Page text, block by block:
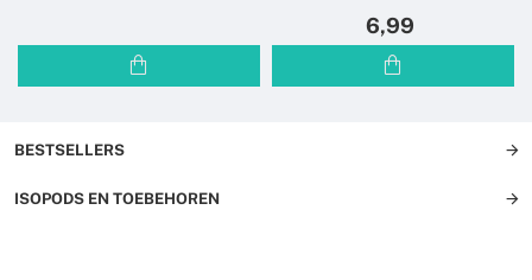
6,99
BESTSELLERS
ISOPODS EN TOEBEHOREN